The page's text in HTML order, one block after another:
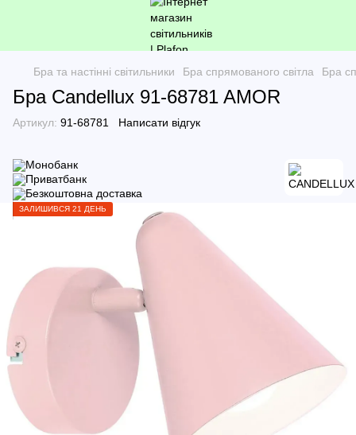
Бра та настінні світильники Бра спрямованого світла Бра
Бра Candellux 91-68781 AMOR
Артикул: 91-68781 Написати відгук
ЗАЛИШИВСЯ 21 ДЕНЬ